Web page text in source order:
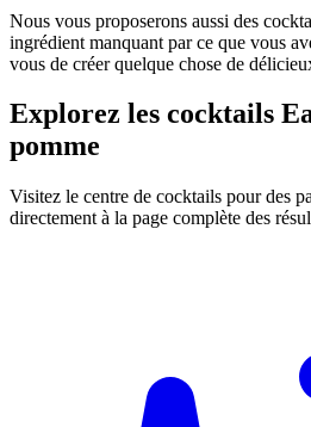
Nous vous proposerons aussi des
ingrédient manquant par ce que vous
vous de créer quelque chose de
Explorez les cocktails
pomme
Visitez le centre de cocktails pour des
directement à la page complète des